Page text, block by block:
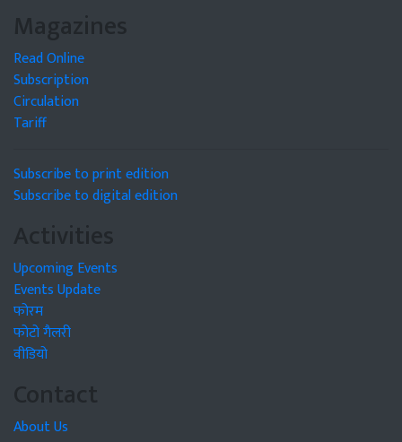
Magazines
Read Online
Subscription
Circulation
Tariff
Subscribe to print edition
Subscribe to digital edition
Activities
Upcoming Events
Events Update
फोरम
फोटो गैलरी
वीडियो
Contact
About Us